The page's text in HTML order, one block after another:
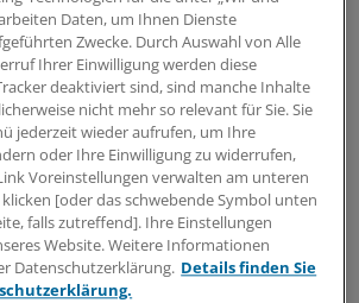
So hoch könnten die Verluste
Bundesvereinigung hat eine Liste
die möglichen finanziellen Folgen
pro Ärztin bzw. Arzt auflistet. Die
Haus- und Fachärzten sind groß.
Daten, um Ihnen Dienste
Zwecke. Durch Auswahl von Alle
Ihrer Einwilligung werden diese
deaktiviert sind, sind manche Inhalte
nicht mehr so relevant für Sie. Sie
jederzeit wieder aufrufen, um Ihre
oder Ihre Einwilligung zu widerrufen,
Voreinstellungen verwalten am unteren
[oder das schwebende Symbol unten
falls zutreffend]. Ihre Einstellungen
Website. Weitere Informationen
Datenschutzerklärung. Details finden Sie